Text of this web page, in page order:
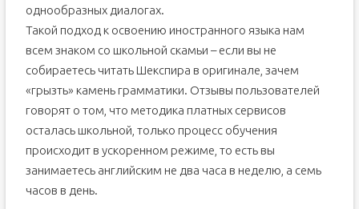
однообразных диалогах.
Такой подход к освоению иностранного языка нам
всем знаком со школьной скамьи – если вы не
собираетесь читать Шекспира в оригинале, зачем
«грызть» камень грамматики. Отзывы пользователей
говорят о том, что методика платных сервисов
осталась школьной, только процесс обучения
происходит в ускоренном режиме, то есть вы
занимаетесь английским не два часа в неделю, а семь
часов в день.